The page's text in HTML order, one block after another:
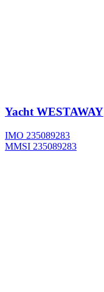
YachtWESTAWAY
IMO 235089283
MMSI 235089283